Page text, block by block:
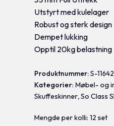
Utstyrt med kulelager
Robust og sterk design
Dempet lukking
Opptil 20kg belastning
Produktnummer:S-
Kategorier:Møbel- og
Skuffeskinner,So Class
Mengde per kolli: 12 set